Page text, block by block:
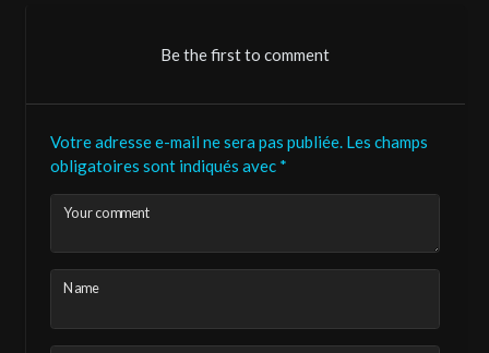
Votre adresse e-mail ne sera pas publiée. Les champs
obligatoires sont indiqués avec *
Your comment
Name
Be the first to comment